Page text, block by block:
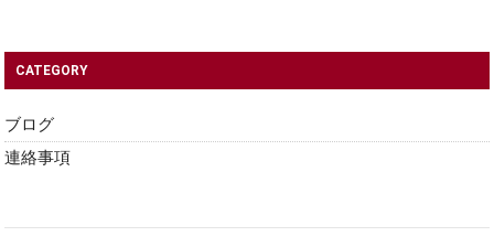
CATEGORY
ブログ
連絡事項